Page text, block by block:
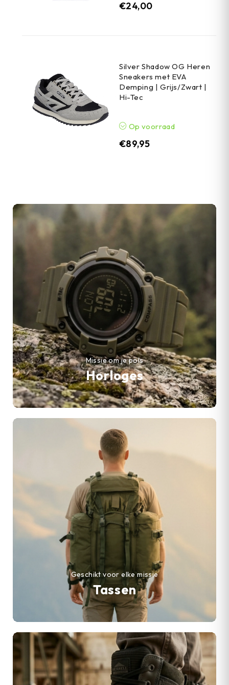
€24,00
Silver Shadow OG Heren
Sneakers met EVA
Demping | Grijs/Zwart |
Hi-Tec
Op voorraad
€89,95
Horloges
Missie om je pols
Tassen
Geschikt voor elke missie